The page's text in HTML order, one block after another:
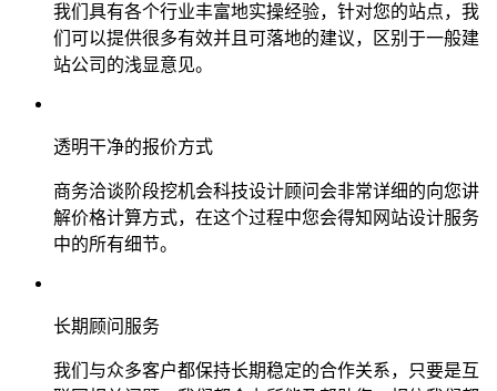
我们具有各个行业丰富地实操经验，针对您的站点，我
们可以提供很多有效并且可落地的建议，区别于一般建
站公司的浅显意见。
透明干净的报价方式
商务洽谈阶段挖机会科技设计顾问会非常详细的向您讲
解价格计算方式，在这个过程中您会得知网站设计服务
中的所有细节。
长期顾问服务
我们与众多客户都保持长期稳定的合作关系，只要是互